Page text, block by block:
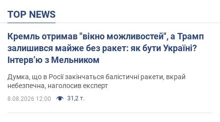
TOP NEWS
Кремль отримав "вікно можливостей", а Трамп
залишився майже без ракет: як бути Україні?
Інтерв’ю з Мельником
Думка, що в Росії закінчаться балістичні ракети, вкрай
небезпечна, наголосив експерт
8.08.2026 12:00 31,2 т.